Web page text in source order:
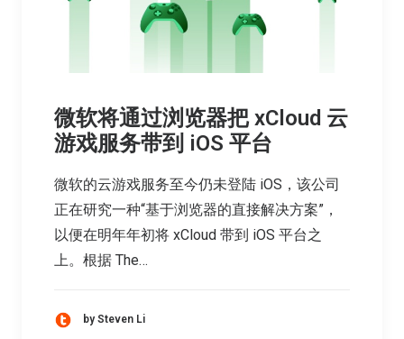
微软将通过浏览器把 xCloud 云
游戏服务带到 iOS 平台
微软的云游戏服务至今仍未登陆 iOS，该公司
正在研究一种“基于浏览器的直接解决方案”，
以便在明年年初将 xCloud 带到 iOS 平台之
上。根据 The…
by Steven Li